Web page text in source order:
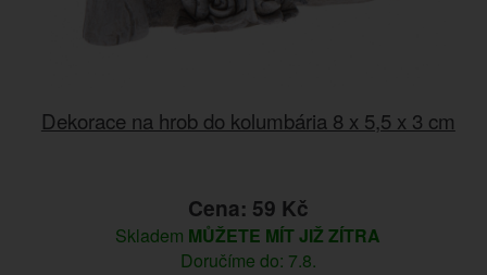
Dekorace na hrob do kolumbária 8 x 5,5 x 3 cm
Cena: 59 Kč
Skladem MŮŽETE MÍT JIŽ ZÍTRA
Doručíme do: 7.8.